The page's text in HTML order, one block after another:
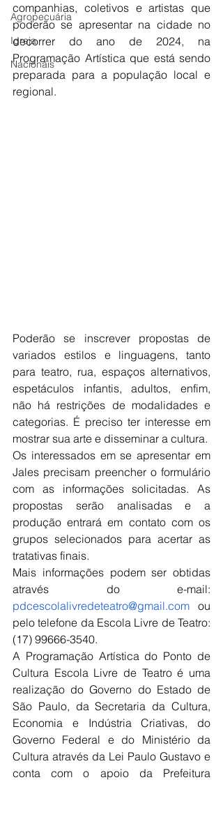
Agropecuária
Igreja
Nacionais
companhias, coletivos e artistas que
poderão se apresentar na cidade no
decorrer do ano de 2024, na
Programação Artística que está sendo
preparada para a população local e
regional.
Poderão se inscrever propostas de
variados estilos e linguagens, tanto
para teatro, rua, espaços alternativos,
espetáculos infantis, adultos, enfim,
não há restrições de modalidades e
categorias. É preciso ter interesse em
mostrar sua arte e disseminar a cultura.
Os interessados em se apresentar em
Jales precisam preencher o formulário
com as informações solicitadas. As
propostas serão analisadas e a
produção entrará em contato com os
grupos selecionados para acertar as
tratativas finais.
Mais informações podem ser obtidas
pdcescolalivredeteatro@gmail.com ou
pelo telefone da Escola Livre de Teatro:
(17) 99666-3540.
A Programação Artística do Ponto de
Cultura Escola Livre de Teatro é uma
realização do Governo do Estado de
São Paulo, da Secretaria da Cultura,
Economia e Indústria Criativas, do
Governo Federal e do Ministério da
Cultura através da Lei Paulo Gustavo e
conta com o apoio da Prefeitura